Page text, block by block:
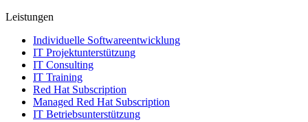
Leistungen
Individuelle Softwareentwicklung
IT Projektunterstützung
IT Consulting
IT Training
Red Hat Subscription
Managed Red Hat Subscription
IT Betriebsunterstützung